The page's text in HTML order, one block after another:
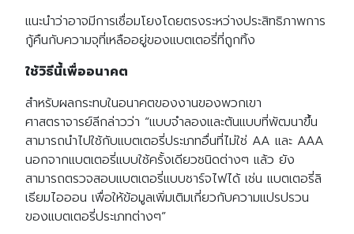
แนะนำว่าอาจมีการเชื่อมโยงโดยตรงระหว่างประสิทธิภาพการ
กู้คืนกับความจุที่เหลืออยู่ของแบตเตอรี่ที่ถูกทิ้ง
ใช้วิธีนี้เพื่ออนาคต
สำหรับผลกระทบในอนาคตของงานของพวกเขา
ศาสตราจารย์ลีกล่าวว่า “แบบจำลองและต้นแบบที่พัฒนาขึ้น
สามารถนำไปใช้กับแบตเตอรี่ประเภทอื่นที่ไม่ใช่ AA และ AAA
นอกจากแบตเตอรี่แบบใช้ครั้งเดียวชนิดต่างๆ แล้ว ยัง
สามารถตรวจสอบแบตเตอรี่แบบชาร์จไฟได้ เช่น แบตเตอรี่ลิ
เธียมไอออน เพื่อให้ข้อมูลเพิ่มเติมเกี่ยวกับความแปรปรวน
ของแบตเตอรี่ประเภทต่างๆ”